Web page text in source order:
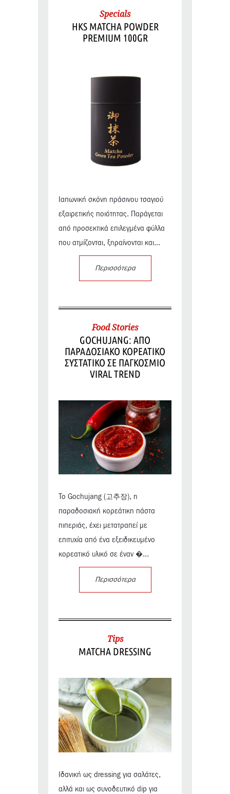
Specials
HKS MATCHA POWDER
PREMIUM 100GR
Ιαπωνική σκόνη πράσινου τσαγιού
εξαιρετικής ποιότητας. Παράγεται
από προσεκτικά επιλεγμένα φύλλα
που ατμίζονται, ξηραίνονται και...
Περισσότερα
Food Stories
GOCHUJANG: ΑΠΟ
ΠΑΡΑΔΟΣΙΑΚΟ ΚΟΡΕΑΤΙΚΟ
ΣΥΣΤΑΤΙΚΟ ΣΕ ΠΑΓΚΟΣΜΙΟ
VIRAL TREND
Το Gochujang (고추장), η
παραδοσιακή κορεάτικη πάστα
πιπεριάς, έχει μετατραπεί με
επιτυχία από ένα εξειδικευμένο
κορεατικό υλικό σε έναν �...
Περισσότερα
Tips
MATCHA DRESSING
Ιδανική ως dressing για σαλάτες,
αλλά και ως συνοδευτικό dip για